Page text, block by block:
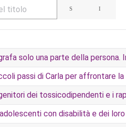
titolo
solo una parte della persona.
passi di Carla per affrontare
dei tossicodipendenti e i
con disabilità e dei